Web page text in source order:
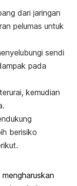
dari jaringan
pelumas untuk
sendi
pada
kemudian
berisiko